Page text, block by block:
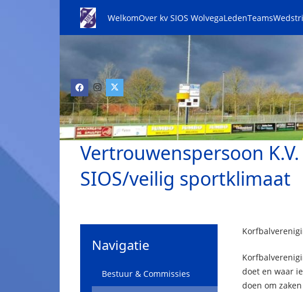
WelkomOver kv SIOS WolvegaLedenTeams
Vertrouwenspersoon K.V.
SIOS/veilig sportklimaat
Navigatie
Bestuur & Commissies
doet en waar
doen om